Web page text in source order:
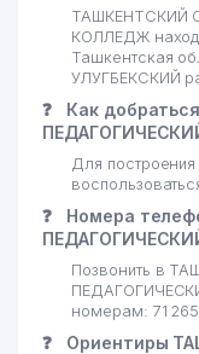
ТАШКЕНТСКИЙ
КОЛЛЕДЖ
Ташкентская
УЛУГБЕКСКИЙ
❓
Как
Для
❓
Номера
Позвонить в
номерам: 71
❓
Ориентиры